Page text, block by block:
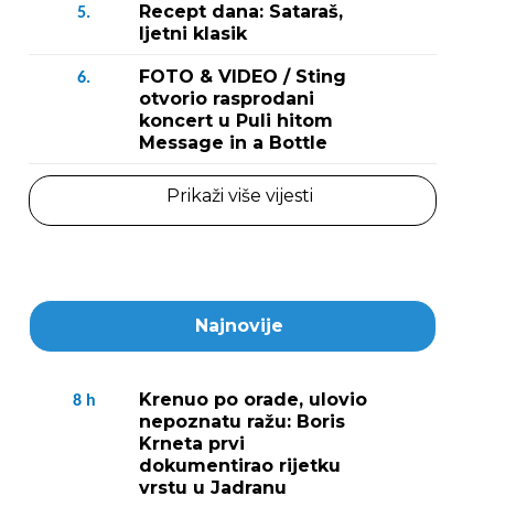
5.
Recept dana: Sataraš,
ljetni klasik
6.
FOTO & VIDEO / Sting
otvorio rasprodani
koncert u Puli hitom
Message in a Bottle
Prikaži više vijesti
Najnovije
8 h
Krenuo po orade, ulovio
nepoznatu ražu: Boris
Krneta prvi
dokumentirao rijetku
vrstu u Jadranu